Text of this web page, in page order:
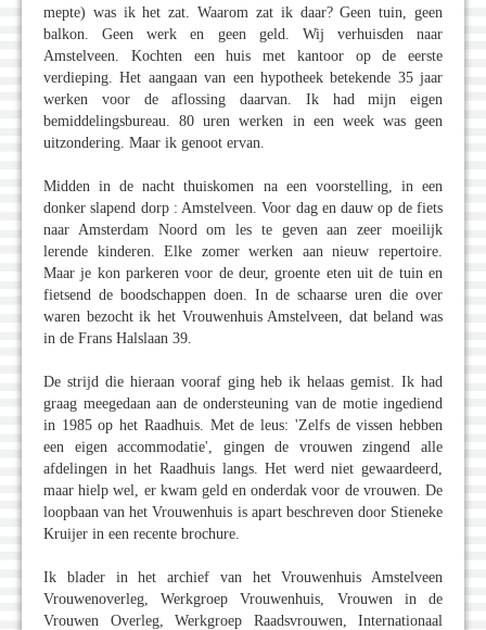
mepte) was ik het zat. Waarom zat ik daar? Geen tuin, geen
balkon. Geen werk en geen geld. Wij verhuisden naar
Amstelveen. Kochten een huis met kantoor op de eerste
verdieping. Het aangaan van een hypotheek betekende 35 jaar
werken voor de aflossing daarvan. Ik had mijn eigen
bemiddelingsbureau. 80 uren werken in een week was geen
uitzondering. Maar ik genoot ervan.
Midden in de nacht thuiskomen na een voorstelling, in een
donker slapend dorp : Amstelveen. Voor dag en dauw op de fiets
naar Amsterdam Noord om les te geven aan zeer moeilijk
lerende kinderen. Elke zomer werken aan nieuw repertoire.
Maar je kon parkeren voor de deur, groente eten uit de tuin en
fietsend de boodschappen doen. In de schaarse uren die over
waren bezocht ik het Vrouwenhuis Amstelveen, dat beland was
in de Frans Halslaan 39.
De strijd die hieraan vooraf ging heb ik helaas gemist. Ik had
graag meegedaan aan de ondersteuning van de motie ingediend
in 1985 op het Raadhuis. Met de leus: 'Zelfs de vissen hebben
een eigen accommodatie', gingen de vrouwen zingend alle
afdelingen in het Raadhuis langs. Het werd niet gewaardeerd,
maar hielp wel, er kwam geld en onderdak voor de vrouwen. De
loopbaan van het Vrouwenhuis is apart beschreven door Stieneke
Kruijer in een recente brochure.
Ik blader in het archief van het Vrouwenhuis Amstelveen
Vrouwenoverleg, Werkgroep Vrouwenhuis, Vrouwen in de
Vrouwen Overleg, Werkgroep Raadsvrouwen, Internationaal